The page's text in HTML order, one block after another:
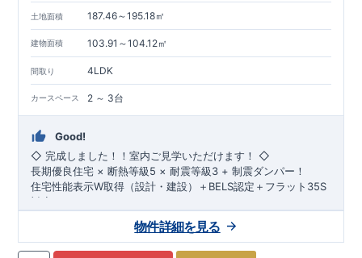
土地面積 187.46～195.18㎡
建物面積 103.91～104.12㎡
間取り 4LDK
カースペース 2 ～ 3台
Good!
◇ 完成しました！！室内ご見学いただけます！ ◇
​​長期優良住宅 × 断熱等級5 × 耐震等級3 + 制震ダンパー！
​住宅性能表示W取得（設計・建設）＋BELS認定＋フラット35S
対応！
物件詳細を見る